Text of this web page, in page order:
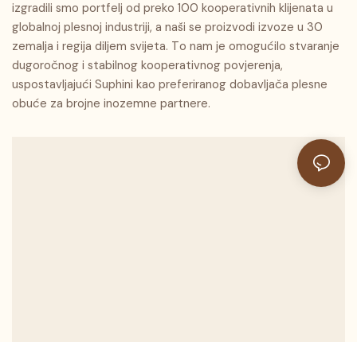
izgradili smo portfelj od preko 100 kooperativnih klijenata u
globalnoj plesnoj industriji, a naši se proizvodi izvoze u 30
zemalja i regija diljem svijeta. To nam je omogućilo stvaranje
dugoročnog i stabilnog kooperativnog povjerenja,
uspostavljajući Suphini kao preferiranog dobavljača plesne
obuće za brojne inozemne partnere.